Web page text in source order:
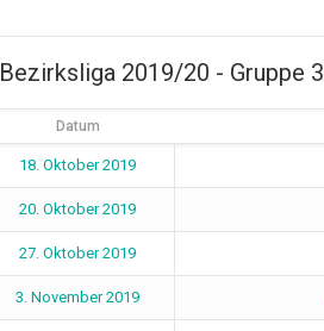
Bezirksliga 2019/20 - Gruppe 3
Datum
18. Oktober 2019
20. Oktober 2019
27. Oktober 2019
3. November 2019